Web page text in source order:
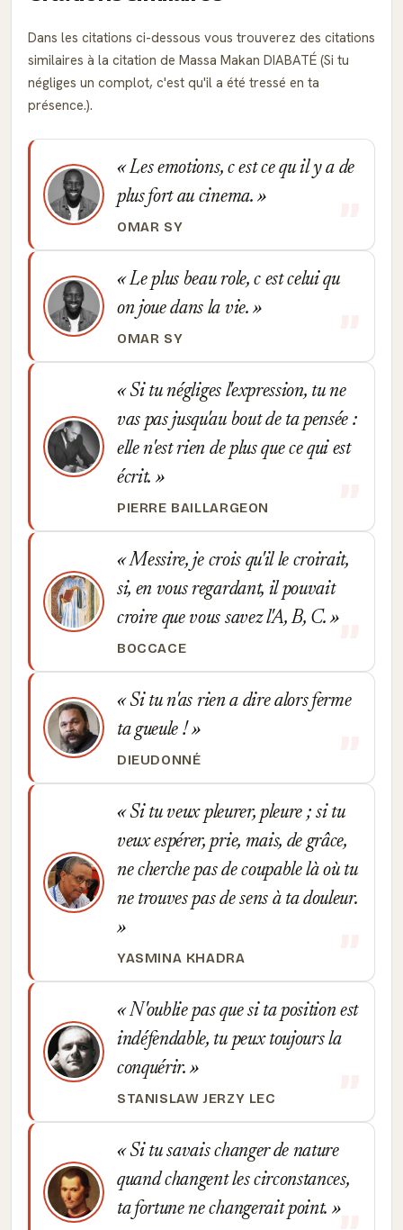
Dans les citations ci-dessous vous trouverez des citations
similaires à la citation de Massa Makan DIABATÉ (Si tu
négliges un complot, c'est qu'il a été tressé en ta
présence.).
Les emotions, c est ce qu il y a de
plus fort au cinema.
OMAR SY
Le plus beau role, c est celui qu
on joue dans la vie.
OMAR SY
Si tu négliges l'expression, tu ne
vas pas jusqu'au bout de ta pensée :
elle n'est rien de plus que ce qui est
écrit.
PIERRE BAILLARGEON
Messire, je crois qu'il le croirait,
si, en vous regardant, il pouvait
croire que vous savez l'A, B, C.
BOCCACE
Si tu n'as rien a dire alors ferme
ta gueule !
DIEUDONNÉ
Si tu veux pleurer, pleure ; si tu
veux espérer, prie, mais, de grâce,
ne cherche pas de coupable là où tu
ne trouves pas de sens à ta douleur.
YASMINA KHADRA
N'oublie pas que si ta position est
indéfendable, tu peux toujours la
conquérir.
STANISLAW JERZY LEC
Si tu savais changer de nature
quand changent les circonstances,
ta fortune ne changerait point.